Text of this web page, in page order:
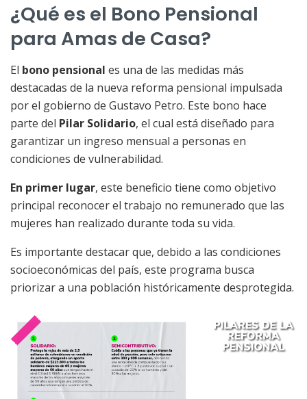
¿Qué es el Bono Pensional
para Amas de Casa?
El bono pensional es una de las medidas más
destacadas de la nueva reforma pensional impulsada
por el gobierno de Gustavo Petro. Este bono hace
parte del Pilar Solidario, el cual está diseñado para
garantizar un ingreso mensual a personas en
condiciones de vulnerabilidad.
En primer lugar, este beneficio tiene como objetivo
principal reconocer el trabajo no remunerado que las
mujeres han realizado durante toda su vida.
Es importante destacar que, debido a las condiciones
socioeconómicas del país, este programa busca
priorizar a una población históricamente desprotegida.